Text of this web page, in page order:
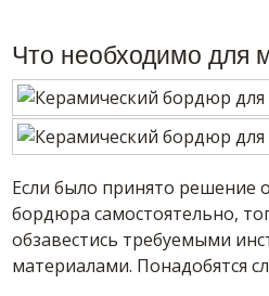
Что необходимо для
Если было принято решение
бордюра самостоятельно,
обзавестись требуемыми
материалами. Понадобятся